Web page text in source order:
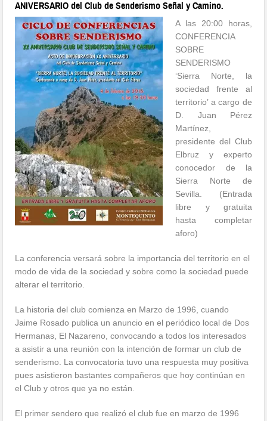
ANIVERSARIO del Club de Senderismo Señal y Camino.
A las 20:00 horas,
CONFERENCIA
SOBRE
SENDERISMO
‘Sierra Norte, la
sociedad frente al
territorio’ a cargo de
D. Juan Pérez
Martínez,
presidente del Club
Elbruz y experto
conocedor de la
Sierra Norte de
Sevilla. (Entrada
libre y gratuita
hasta completar
aforo)
La conferencia versará sobre la importancia del territorio en el
modo de vida de la sociedad y sobre como la sociedad puede
alterar el territorio.
La historia del club comienza en Marzo de 1996, cuando
Jaime Rosado publica un anuncio en el periódico local de Dos
Hermanas, El Nazareno, convocando a todos los interesados
a asistir a una reunión con la intención de formar un club de
senderismo. La convocatoria tuvo una respuesta muy positiva
pues asistieron bastantes compañeros que hoy continúan en
el Club y otros que ya no están.
El primer sendero que realizó el club fue en marzo de 1996